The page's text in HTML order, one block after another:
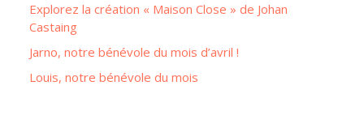
Explorez la création « Maison Close » de Johan
Castaing
Jarno, notre bénévole du mois d’avril !
Louis, notre bénévole du mois